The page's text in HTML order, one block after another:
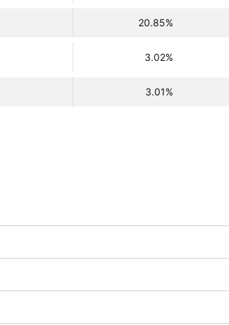
20.85%
3.02%
3.01%